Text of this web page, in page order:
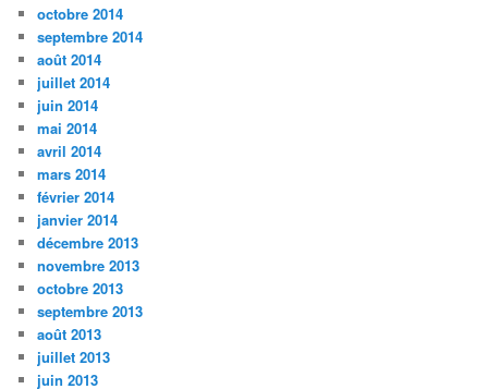
octobre 2014
septembre 2014
août 2014
juillet 2014
juin 2014
mai 2014
avril 2014
mars 2014
février 2014
janvier 2014
décembre 2013
novembre 2013
octobre 2013
septembre 2013
août 2013
juillet 2013
juin 2013